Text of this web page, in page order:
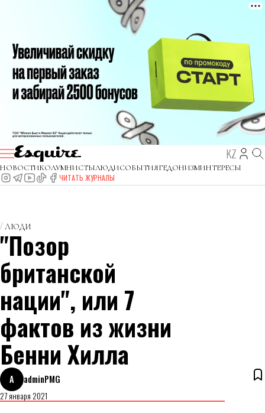
KZ
НОВОСТИКОЛУМНИСТЫЛЮДИСОБЫТИЯГЕДОНИЗМИНТЕРЕСЫ
ЧИТАТЬ ЖУРНАЛЫ
ЛЮДИ
"Позор
британской
нации", или 7
фактов из жизни
Бенни Хилла
A
adminPMG
27 января 2021